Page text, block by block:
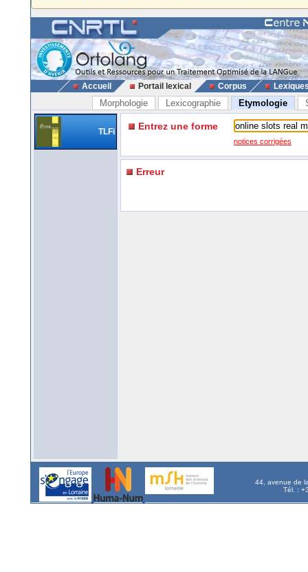
Accueil Portail lexical Corpus
Morphologie Lexicographie Etymologie
TLFi Entrez une forme
notices corrigées
Erreur
44, avenue de
Tél. :